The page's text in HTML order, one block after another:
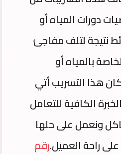
دورات المياه أو
نتيجة لتلف مفاجئ
بالمياه أو
هذا التسريب أتي
الكافية للتعامل
ونعمل على حلها
راحة العميل.رقم